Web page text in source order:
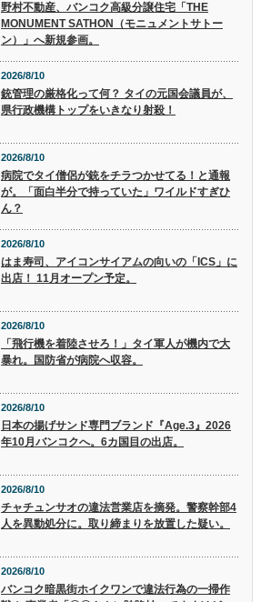
野村不動産、バンコク高級分譲住宅「THE
MONUMENT SATHON（モニュメントサトー
ン）」へ新規参画。
2026/8/10
銃管理の厳格化って何？ タイの元国会議員が、
県行政機構トップをいきなり射殺！
2026/8/10
病院でタイ僧侶が銃をチラつかせてる！と通報
が。「面白半分で持っていた」ワイルドすぎひ
ん？
2026/8/10
はま寿司、アイコンサイアムの向いの「ICS」に
出店！ 11月オープン予定。
2026/8/10
「飛行機を着陸させろ！」タイ軍人が機内で大
暴れ。国防省が病院へ収容。
2026/8/10
日本の揚げサンド専門ブランド『Age.3』2026
年10月バンコクへ。6カ国目の出店。
2026/8/10
チャチュンサオの違法営業店を摘発。警察幹部4
人を異動処分に。取り締まりを放置した疑い。
2026/8/10
バンコク暗黒街ホイクワンで違法行為の一掃作